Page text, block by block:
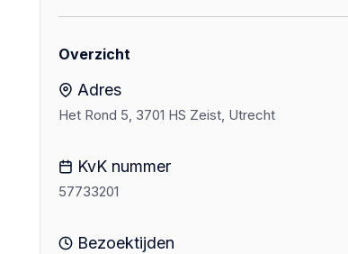
Overzicht
Adres
Het Rond 5, 3701 HS Zeist, Utrecht
KvK nummer
57733201
Bezoektijden